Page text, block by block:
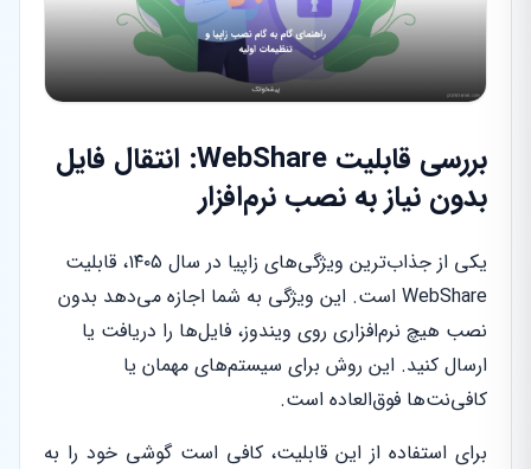
بررسی قابلیت WebShare: انتقال فایل
بدون نیاز به نصب نرم‌افزار
یکی از جذاب‌ترین ویژگی‌های زاپیا در سال ۱۴۰۵، قابلیت
WebShare است. این ویژگی به شما اجازه می‌دهد بدون
نصب هیچ نرم‌افزاری روی ویندوز، فایل‌ها را دریافت یا
ارسال کنید. این روش برای سیستم‌های مهمان یا
کافی‌نت‌ها فوق‌العاده است.
برای استفاده از این قابلیت، کافی است گوشی خود را به